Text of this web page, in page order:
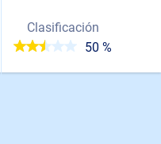
Clasificación
50 %